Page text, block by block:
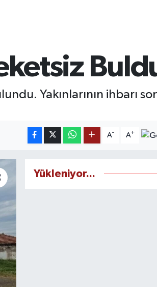
Yakınlarının ihbarı
A- A+
Yükleniyor...